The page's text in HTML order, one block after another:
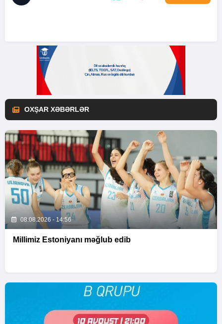
OXŞAR XƏBƏRLƏR
08.08.2026 - 14:56
Millimiz Estoniyanı məğlub edib